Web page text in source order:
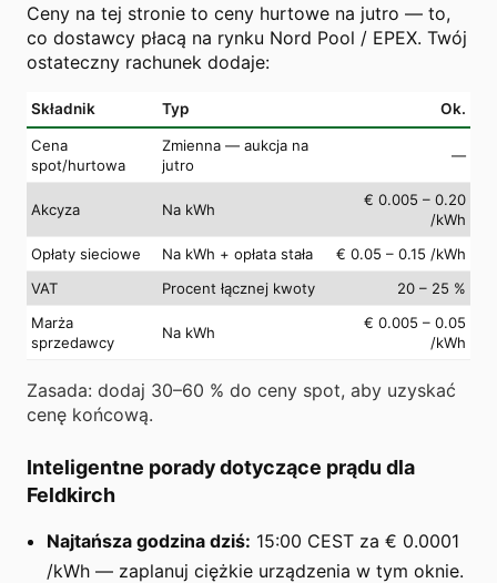
Ceny na tej stronie to ceny hurtowe na jutro — to,
co dostawcy płacą na rynku Nord Pool / EPEX. Twój
ostateczny rachunek dodaje:
Składnik Typ Ok.
Cena
spot/hurtowa
Zmienna — aukcja na
jutro
—
Akcyza Na kWh
€ 0.005 – 0.20
/kWh
Opłaty sieciowe
Na kWh + opłata stała
€ 0.05 – 0.15 /kWh
VAT
Procent łącznej kwoty
20 – 25 %
Marża
sprzedawcy
Na kWh
€ 0.005 – 0.05
/kWh
Zasada: dodaj 30–60 % do ceny spot, aby uzyskać
cenę końcową.
Inteligentne porady dotyczące prądu dla
Feldkirch
Najtańsza godzina dziś: 15:00 CEST za € 0.0001
/kWh — zaplanuj ciężkie urządzenia w tym oknie.